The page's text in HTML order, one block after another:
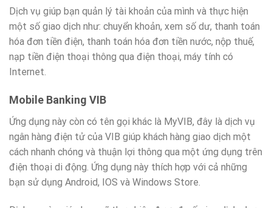
Dịch vụ giúp bạn quản lý tài khoản của mình và thực hiện
một số giao dịch như: chuyển khoản, xem số dư, thanh toán
hóa đơn tiền điện, thanh toán hóa đơn tiền nước, nộp thuế,
nạp tiền điện thoại thông qua điện thoại, máy tính có
Internet.
Mobile Banking VIB
Ứng dụng này còn có tên gọi khác là MyVIB, đây là dịch vụ
ngân hàng điện tử của VIB giúp khách hàng giao dịch một
cách nhanh chóng và thuận lợi thông qua một ứng dụng trên
điện thoại di động. Ứng dụng này thích hợp với cả những
bạn sử dụng Android, IOS và Windows Store.